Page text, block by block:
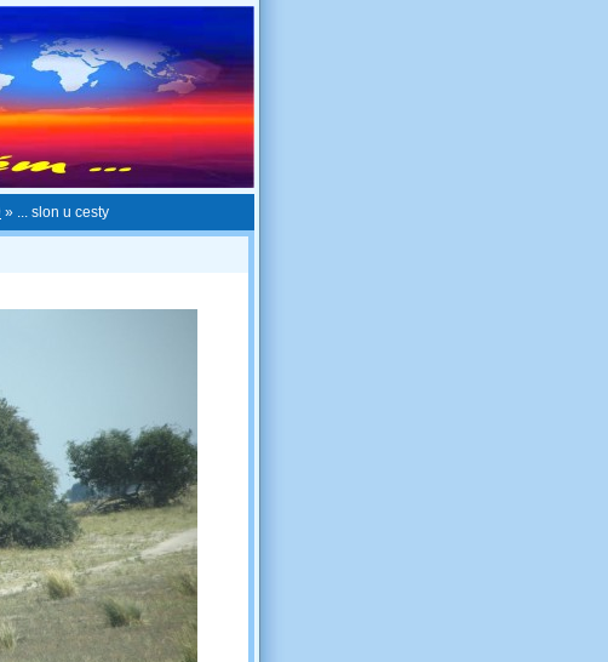
» ... slon u cesty